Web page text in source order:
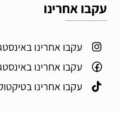
עקבו אחרינו
עקבו אחרינו
עקבו אחרינו
עקבו אחרינו